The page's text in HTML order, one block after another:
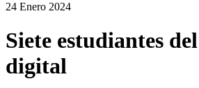
24 Enero 2024
Siete estudiantes
digital